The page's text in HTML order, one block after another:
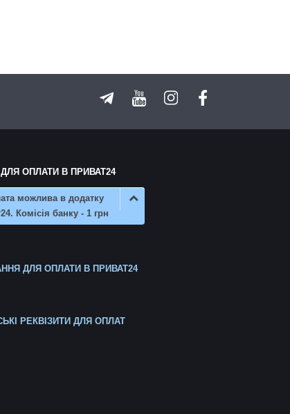
ОПЛАТИ В ПРИВАТ24
можлива в додатку
Комісія банку - 1 грн
ДЛЯ ОПЛАТИ В ПРИВАТ24
РЕКВІЗИТИ ДЛЯ ОПЛАТ